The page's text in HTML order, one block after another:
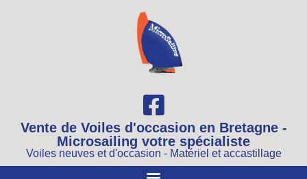
Vente de Voiles d'occasion en Bretagne -
Microsailing votre spécialiste
Voiles neuves et d'occasion - Matériel et accastillage